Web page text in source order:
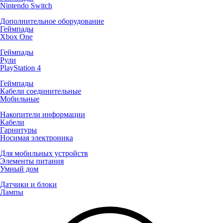
Nintendo Switch
Дополнительное оборудование
Геймпады
Xbox One
Геймпады
Рули
PlayStation 4
Геймпады
Кабели соединительные
Мобильные
Накопители информации
Кабели
Гарнитуры
Носимая электроника
Для мобильных устройств
Элементы питания
Умный дом
Датчики и блоки
Лампы